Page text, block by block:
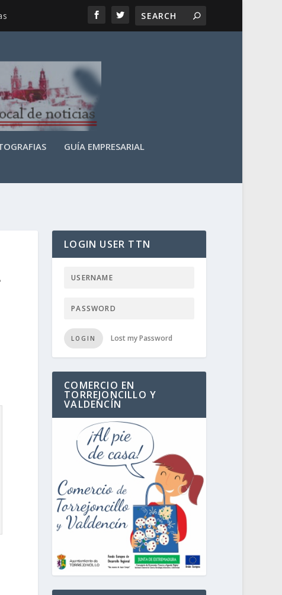
GUÍA EMPRESARIAL
LOGIN USER TTN
LOGIN Lost my Password
COMERCIO EN
TORREJONCILLO Y
VALDENCÍN